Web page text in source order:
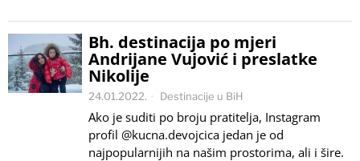
Bh. destinacija po mjeri
Andrijane Vujović i preslatke
Nikolije
24.01.2022. Destinacije u BiH
Ako je suditi po broju pratitelja, Instagram
profil @kucna.devojcica jedan je od
najpopularnijih na našim prostorima, ali i šire.